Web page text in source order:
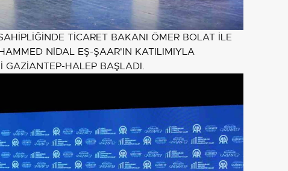
TİCARET BAKANI ÖMER BOLAT İLE
NİDAL EŞ-ŞAAR'IN KATILIMIYLA
GAZİANTEP-HALEP BAŞLADI.